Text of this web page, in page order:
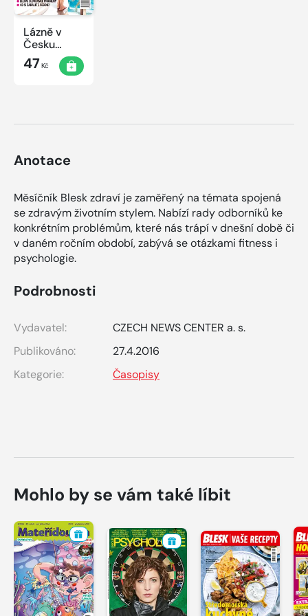
Lázně v
Česku
2020
47 Kč
Anotace
Měsíčník Blesk zdraví je zaměřený na témata spojená
se zdravým životním stylem. Nabízí rady odborníků ke
konkrétním problémům, které nás trápí v dnešní době či
v daném ročním období, zabývá se otázkami fitness i
psychologie.
Podrobnosti
Vydavatel:
CZECH NEWS CENTER a. s.
Publikováno:
27.4.2016
Kategorie:
Časopisy
Mohlo by se vám také líbit